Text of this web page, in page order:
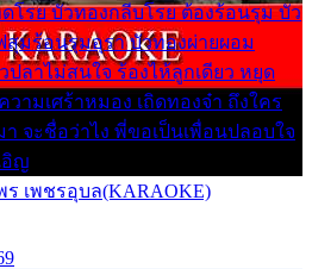
โรย บัวทองกลีบโรย ต้องร้อนรุม บัว
มร้อนรุมอุรา บัวทองผ่ายผอม
ปลาไม่สนใจ ร้องไห้ลูกเดียว หยุด
วามเศร้าหมอง เถิดทองจ๋า ถึงใคร
า จะชื่อว่าไง พี่ขอเป็นเพื่อนปลอบใจ
อิญ
ร เพชรอุบล(KARAOKE)